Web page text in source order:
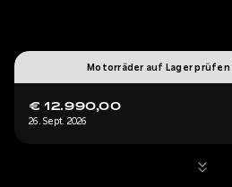
Motorräder auf Lager prüfen
€ 12.990,00
26. Sept. 2026